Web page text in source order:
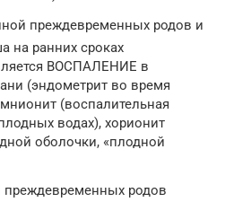
преждевременных родов и
на ранних сроках
ВОСПАЛЕНИЕ в
(эндометрит во время
(воспалительная
водах), хорионит
оболочки, «плодной
родов